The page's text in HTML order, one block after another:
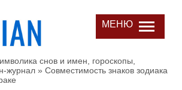
МЕНЮ
снов и имен, гороскопы,
журнал » Совместимость знаков зодиака